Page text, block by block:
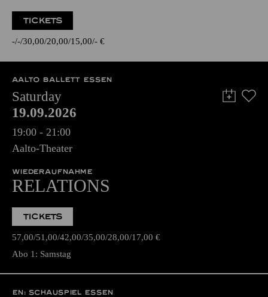
TICKETS
- - 30,00 20,00 15,00 - €
AALTO BALLETT ESSEN
Saturday
19.09.2026
19:00 - 21:00
Aalto-Theater
WIEDERAUFNAHME
RELATIONS
TICKETS
57,00 51,00 42,00 35,00 28,00 17,00 €
Abo 1: Samstag
EN: SCHAUSPIEL ESSEN